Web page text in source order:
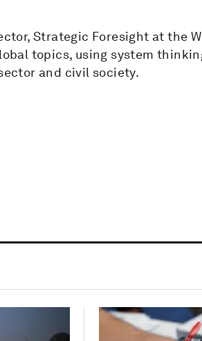
Strategic Foresight at the
topics, using system
and civil society.